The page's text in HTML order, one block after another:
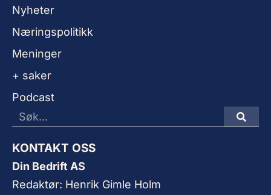
Nyheter
Næringspolitikk
Meninger
+ saker
Podcast
KONTAKT OSS
Din Bedrift AS
Redaktør: Henrik Gimle Holm